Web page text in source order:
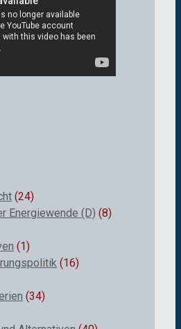
(24)
Energiewende (D) (8)
(1)
(16)
(34)